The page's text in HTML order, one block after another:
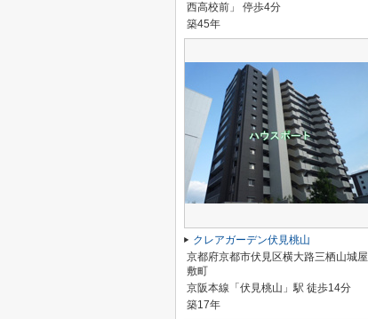
西高校前」 停歩4分
築45年
クレアガーデン伏見桃山
京都府京都市伏見区横大路三栖山城屋
敷町
京阪本線「伏見桃山」駅 徒歩14分
築17年